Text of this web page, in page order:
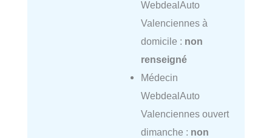
WebdealAuto
Valenciennes à
domicile : non
renseigné
Médecin
WebdealAuto
Valenciennes ouvert
dimanche : non